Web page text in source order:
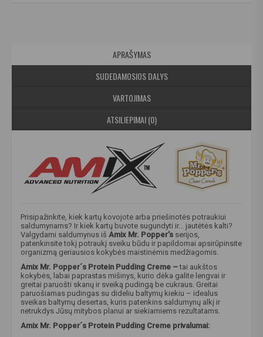
APRAŠYMAS
SUDEDAMOSIOS DALYS
VARTOJIMAS
ATSILIEPIMAI (0)
Prisipažinkite, kiek kartų kovojote arba priešinotės potraukiui
saldumynams? Ir kiek kartų buvote sugundyti ir... jautėtės kalti?
Valgydami saldumynus iš Amix Mr. Popper's serijos,
patenkinsite tokį potraukį sveiku būdu ir papildomai apsirūpinsite
organizmą geriausios kokybės maistinėmis medžiagomis.
Amix Mr. Popper´s Protein Pudding Creme –tai aukštos
kokybės, labai paprastas mišinys, kurio dėka galite lengvai ir
greitai paruošti skanų ir sveiką pudingą be cukraus. Greitai
paruošiamas pudingas su dideliu baltymų kiekiu – idealus
sveikas baltymų desertas, kuris patenkins saldumynų alkį ir
netrukdys Jūsų mitybos planui ar siekiamiems rezultatams.
Amix Mr. Popper´s Protein Pudding Creme privalumai: